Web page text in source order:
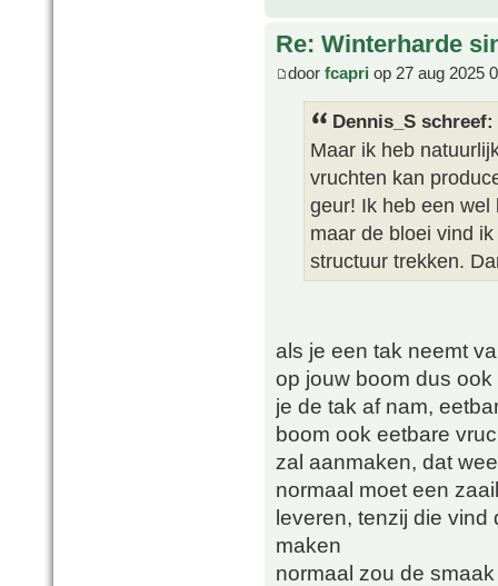
Re: Winterharde
door fcapri op 27 aug 2025
Dennis_S schreef:
Maar ik heb
vruchten kan
geur! Ik heb een
maar de bloei vind
structuur trekken.
als je een tak neemt
op jouw boom dus
je de tak af nam,
boom ook eetbare
zal aanmaken, dat
normaal moet een
leveren, tenzij die vind
maken
normaal zou de